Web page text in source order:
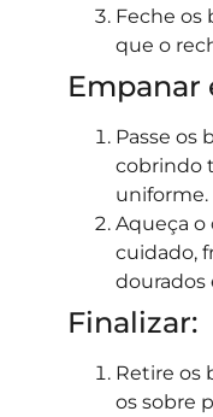
Feche os
que o
Empanar
Passe os
cobrindo
uniforme.
Aqueça o
cuidado,
dourados
Finalizar:
Retire os
os sobre